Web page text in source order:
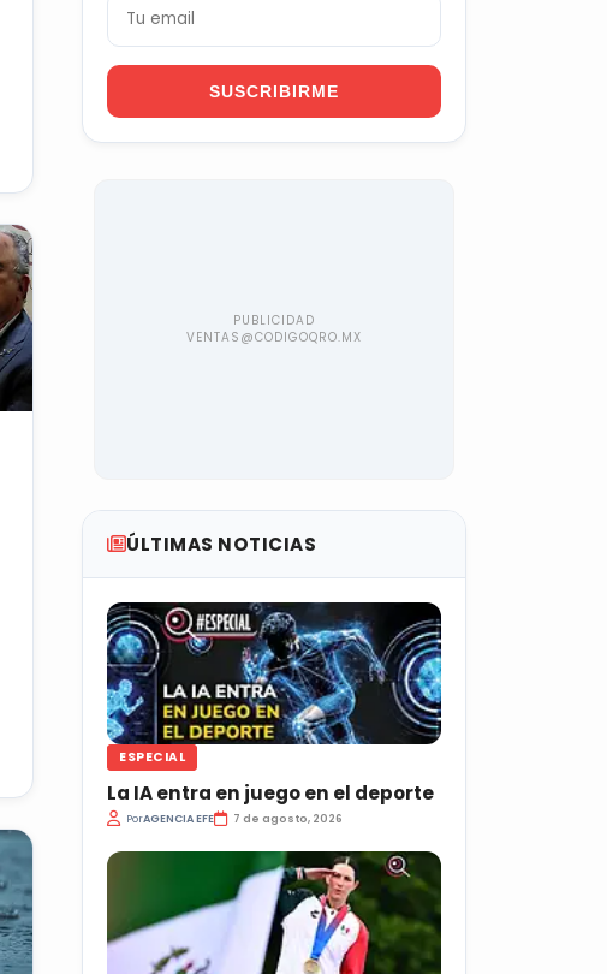
SUSCRIBIRME
ÚLTIMAS NOTICIAS
ESPECIAL
La IA entra en juego en el deporte
PorAGENCIA EFE 7 de agosto, 2026